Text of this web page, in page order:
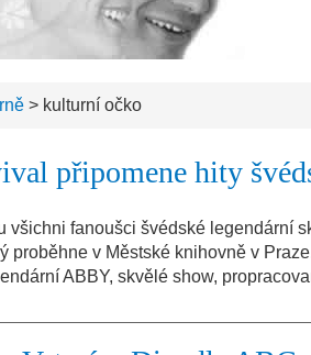
> kulturní očko
připomene hity
všichni fanoušci švédské legendární
proběhne v Městské knihovně v
ABBY, skvělé show,